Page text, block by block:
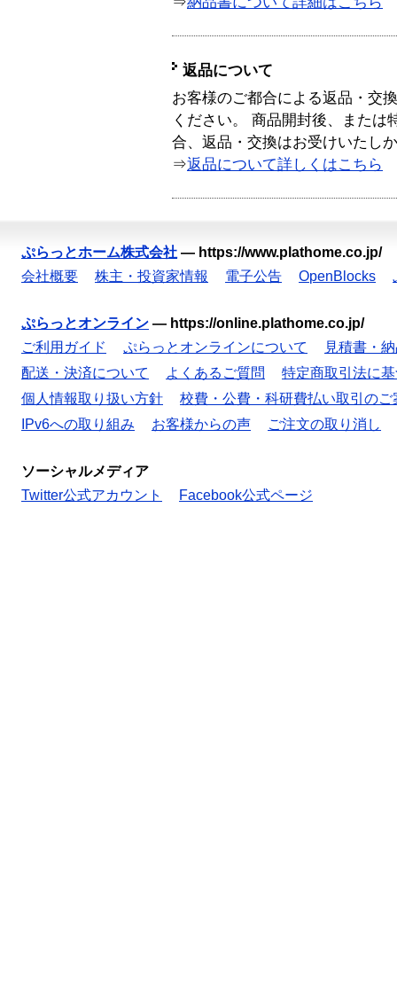
返品について
お客様のご都合による返品・交
ください。 商品開封後、または
合、返品・交換はお受けいたし
⇒返品について詳しくはこちら
ぷらっとホーム株式会社 — https://www.plathome.co.jp/
会社概要
株主・投資家情報 電子公告 OpenBlocks
ぷらっとオンライン — https://online.plathome.co.jp/
ご利用ガイド
ぷらっとオンラインについて
見積書・
配送・決済について
よくあるご質問
特定商取引法に
個人情報取り扱い方針
校費・公費・科研費払い取引のご
IPv6への取り組み
お客様からの声 ご注文の取り消し
ソーシャルメディア
Twitter公式アカウント
Facebook公式ページ